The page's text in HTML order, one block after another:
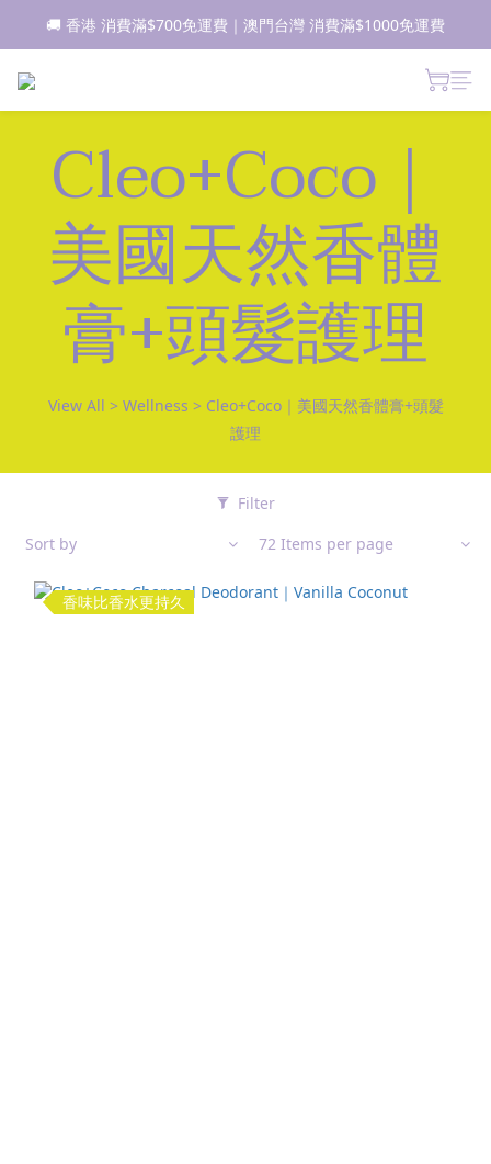
📦所有現貨商品1-2日內發貨｜預售商品7-10日內發貨
🚚 香港 消費滿$700免運費｜澳門台灣 消費滿$1000免運費
新朋友登記會員即獲$50購物金✨ 點擊了解更多詳情🔎
Cleo+Coco｜
美國天然香體
膏+頭髮護理
View All > Wellness > Cleo+Coco｜美國天然香體膏+頭髮
護理
Filter
Sort by
72 Items per page
香味比香水更持久